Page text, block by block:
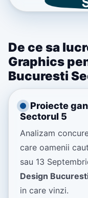
De ce sa
Graphics
Bucuresti
Proiecte
Sectorul 5
Analizam
care oamenii
sau 13
Design
in care vinzi.